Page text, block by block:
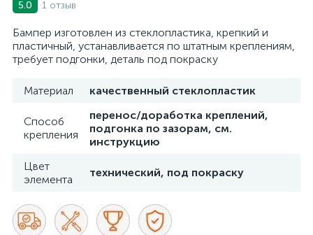
5.0 1 отзыв
Бампер изготовлен из стеклопластика, крепкий и
пластичный, устанавливается по штатным креплениям,
требует подгонки, деталь под покраску
Материал качественный стеклопластик
Способ
крепления
перенос/доработка креплений,
подгонка по зазорам, см.
инструкцию
Цвет
элемента
технический, под покраску